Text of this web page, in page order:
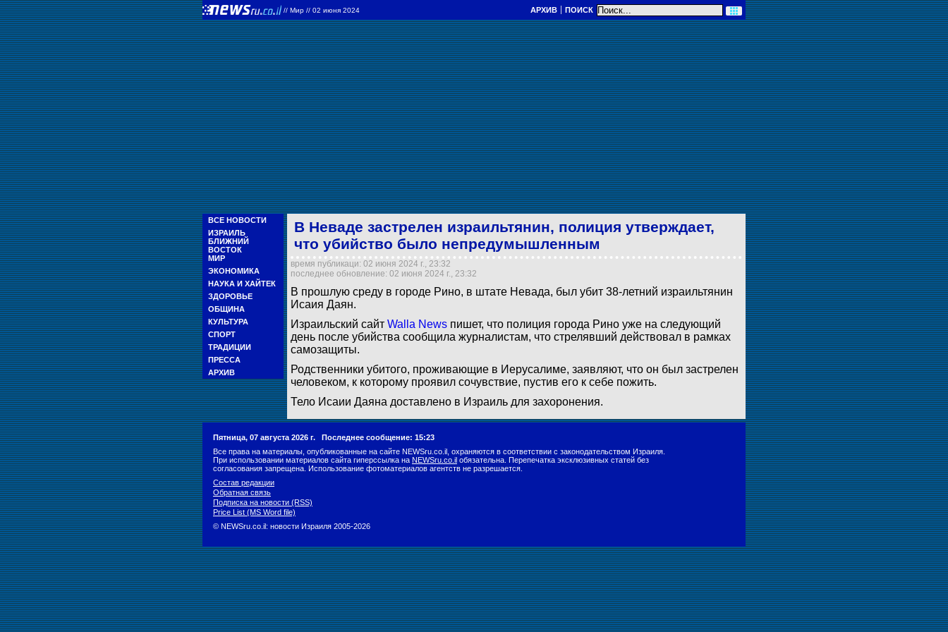
// Мир // 02 июня 2024 АРХИВ ПОИСК
ВСЕ НОВОСТИ
ИЗРАИЛЬ
БЛИЖНИЙ
ВОСТОК
МИР
ЭКОНОМИКА
НАУКА И ХАЙТЕК
ЗДОРОВЬЕ
ОБЩИНА
КУЛЬТУРА
СПОРТ
ТРАДИЦИИ
ПРЕССА
АРХИВ
В Неваде застрелен израильтянин, полиция утверждает,
что убийство было непредумышленным
время публикаци: 02 июня 2024 г., 23:32
последнее обновление: 02 июня 2024 г., 23:32
В прошлую среду в городе Рино, в штате Невада, был убит 38-летний израильтянин
Исаия Даян.
Израильский сайт Walla News пишет, что полиция города Рино уже на следующий
день после убийства сообщила журналистам, что стрелявший действовал в рамках
самозащиты.
Родственники убитого, проживающие в Иерусалиме, заявляют, что он был застрелен
человеком, к которому проявил сочувствие, пустив его к себе пожить.
Тело Исаии Даяна доставлено в Израиль для захоронения.
Пятница, 07 августа 2026 г. Последнее сообщение: 15:23
Все права на материалы, опубликованные на сайте NEWSru.co.il, охраняются в соответствии с законодательством Израиля.
При использовании материалов сайта гиперссылка на NEWSru.co.il обязательна. Перепечатка эксклюзивных статей без
согласования запрещена. Использование фотоматериалов агентств не разрешается.
Состав редакции
Обратная связь
Подписка на новости (RSS)
Price List (MS Word file)
© NEWSru.co.il: новости Израиля 2005-2026